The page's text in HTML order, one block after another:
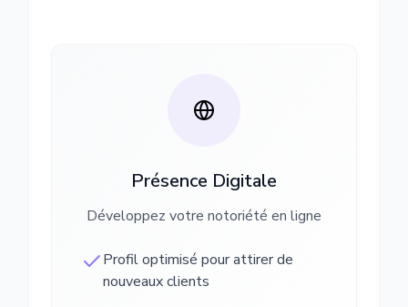
Présence Digitale
Développez votre notoriété en ligne
Profil optimisé pour attirer de
nouveaux clients